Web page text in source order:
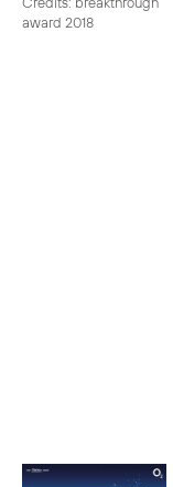
award 2018